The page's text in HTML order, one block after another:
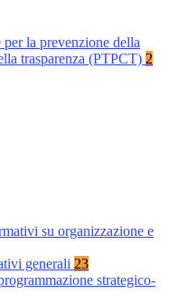
la prevenzione della
trasparenza (PTPCT) 2
su organizzazione e
generali 23
strategico-